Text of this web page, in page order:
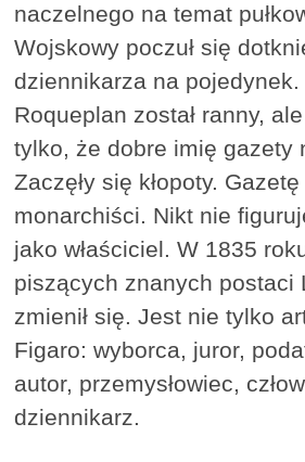
naczelnego na temat
Wojskowy poczuł się
dziennikarza na pojedynek.
Roqueplan został ranny,
tylko, że dobre imię gazety
Zaczęły się kłopoty.
monarchiści. Nikt nie
jako właściciel. W 1835
piszących znanych postaci
zmienił się. Jest nie tylko
Figaro: wyborca, juror,
autor, przemysłowiec,
dziennikarz.